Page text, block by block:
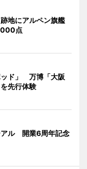
地にアルペン旗艦
点
ッド」 万博「大阪
先行体験
アル 開業6周年記念